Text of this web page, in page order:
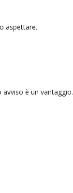
aspettare.
è un vantaggio.